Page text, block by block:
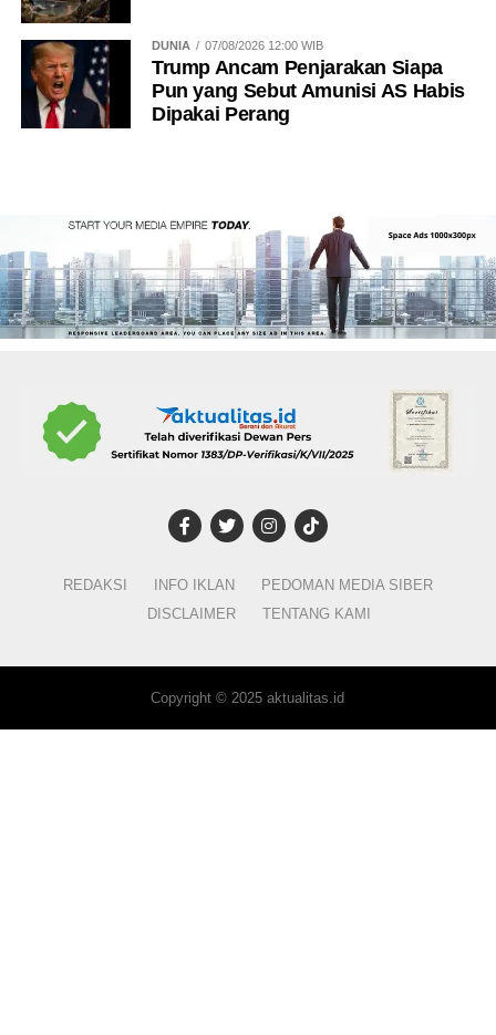
DUNIA 07/08/2026 12:00 WIB
Trump Ancam Penjarakan Siapa
Pun yang Sebut Amunisi AS Habis
Dipakai Perang
REDAKSI INFO IKLAN
PEDOMAN MEDIA SIBER
DISCLAIMER
TENTANG KAMI
Copyright © 2025 aktualitas.id